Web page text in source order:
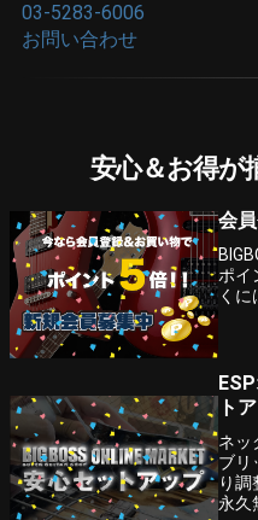
03-5283-6006
お問い合わせ
安心＆お得が
会
ポイ
くに
ト
ネッ
ブリ
り調
永久